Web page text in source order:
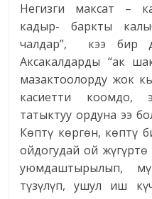
Негизги максат –
кадыр- баркты
чалдар”, кээ бир
Аксакалдарды “ак
мазактоолорду жок
касиетти коомдо,
татыктуу ордуна ээ
Көптү көргөн, көптү
ойдогудай ой
уюмдаштырылып,
түзүлүп, ушул иш